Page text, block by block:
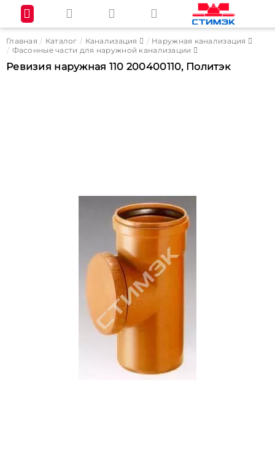
Главная Каталог Канализация
Наружная канализация
Фасонные части для наружной канализации
Ревизия наружная 110 200400110, Политэк